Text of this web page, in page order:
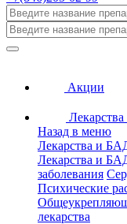
Акции
Назад в меню
Лекарства и
Лекарства и
заболевания
Психические
лекарства